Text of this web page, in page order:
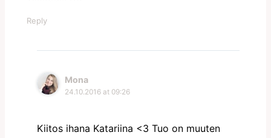
Reply
Mona
24.10.2016 at 09:26
Kiitos ihana Katariina <3 Tuo on muuten